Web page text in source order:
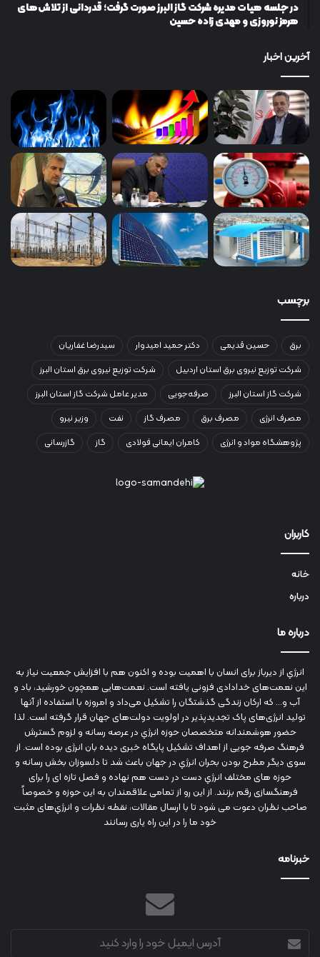
در جلسه هیات مدیره شرکت گاز البرز صورت گرفت؛ قدردانی از تلاش‌های
هرمز نوروزی و مهدی زاده حسین
آخرین اخبار
برچسب
برق حسین قدیمی دکتر حمید امیدوار
سیدرضا غفاریان
شرکت توزیع نیروی برق استان اردبیل
شرکت توزیع نیروی برق استان البرز
شرکت گاز استان البرز
صرفه‌جویی
مدیر عامل شرکت گاز استان البرز
مصرف انرژی
مصرف برق مصرف گاز نفت
وزیر نیرو
پژوهشگاه مواد و انرژی
کامران ایمانی فولادی گاز گازرسانی
کاربران
خانه
درباره
درباره ما
انرژي‌ از دیرباز برای انسان با اهمیت بوده و اکنون هم با افزایش جمعیت نیاز به
این نعمت‌های خدادادی فزونی یافته است. نعمت‌هایی همچون خورشید، باد و
آب و... که ارکان زندگی گذشتگان را تشکیل می‌داد و امروزه با استفاده از آنها
تولید انرژی‌های پاک تجدیدپذیر در اولویت دولت‌های جهان قرار گرفته است. لذا
حضور هوشمندانه متخصصان حوزه انرژي در عرصه رسانه و لزوم گسترش
فرهنگ صرفه جویی از اهداف تشکیل پایگاه خبری دیده بان انرژی بوده است. از
سوی دیگر مطرح بودن بحران انرژي در جهان باعث شد تا دلسوزان بخش رسانه و
حوزه های مختلف انرژي دست در دست هم نهاده و فصل تازه ای را برای
فرهنگسازی رقم بزنند. از این رو از تمامی علاقمندان به این حوزه و خصوصاً
صاحب نظران دعوت می شود تا با ارسال مقالات، نقطه نظرات و انرژي‌های مثبت
خود ما را در این راه یاری رسانند
خبرنامه
آدرس
ایمیل